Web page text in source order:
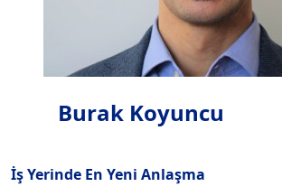
Burak Koyuncu
İş Yerinde En Yeni Anlaşma